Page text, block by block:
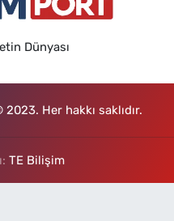
Dünyası
Her hakkı saklıdır.
TE Bilişim